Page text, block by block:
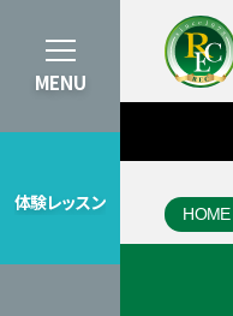
MENU
体験レッスン HOME